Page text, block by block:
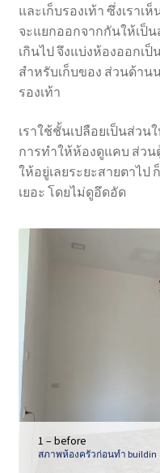
และเก็บรองเท้า ซึ่งเราเ
จะแยกออกจากกันให้เป็
เกินไป จึงแบ่งห้องออกเ
สำหรับเก็บของ ส่วนด้าน
รองเท้า
เราใช้ชั้นเปลือยเป็นส่วน
การทำให้ห้องดูแคบ ส่ว
ให้อยู่เลยระยะสายตาไป
เยอะ โดยไม่ดูอึดอัด
1 – before
สภาพห้องครัวก่อนทำ buildin